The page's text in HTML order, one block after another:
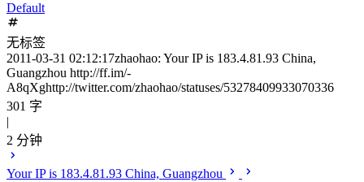
Default
无标签
2011-03-31 02:12:17zhaohao: Your IP is 183.4.81.93 China,
Guangzhou http://ff.im/-
A8qXghttp://twitter.com/zhaohao/statuses/53278409933070336
301 字
|
2 分钟
Your IP is 183.4.81.93 China, Guangzhou